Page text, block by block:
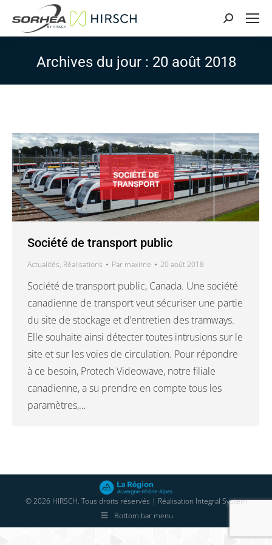
Search:
Archives du jour : 20 août 2018
Société de transport public
Actualités, Réalisations Par maxime 20 août 2018
Société de transport public, Canada. Une société
canadienne de transport veut sécuriser une partie
du site de stockage et d’entretien des tramways.
Elle souhaite ainsi détecter toutes intrusions sur le
site et sur les voies de circulation. Pour répondre
à ce besoin, Protech Videowave, notre filiale
canadienne, a su prendre en compte tous les
paramètres,…
© 2026 HIRSCH. Tous droits réservés | Réalisation Integral System
Bottom bar menu